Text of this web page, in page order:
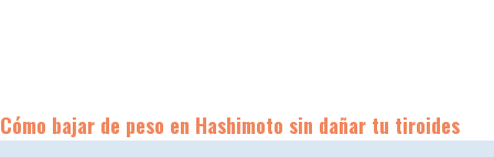
Cómo bajar de peso en Hashimoto sin dañar tu tiroides